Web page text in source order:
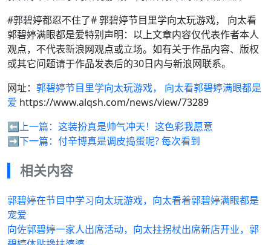
#郭碧婷都忍不住了# 郭碧婷节目里学向太玩游戏， 向太看
郭碧婷满眼都是爱特别声明：以上文章内容仅代表作者本人
观点，不代表新浪网观点或立场。如有关于作品内容、版权
或其它问题请于作品发表后的30日内与新浪网联系。
网址： 郭碧婷节目里学向太玩游戏， 向太看郭碧婷满眼都是
爱 https://www.alqsh.com/news/view/73289
⬅️上一篇： 这装扮真是帅气冲天！这色彩我愿意
➡️下一篇： 付辛博真是调皮捣蛋呢? 每次看到
相关内容
郭碧婷在节目中学习向太玩游戏，向太看着郭碧婷满眼都是
宠爱
向佐郭碧婷一家人出席活动，向太拄拐杖出席新店开业，郭